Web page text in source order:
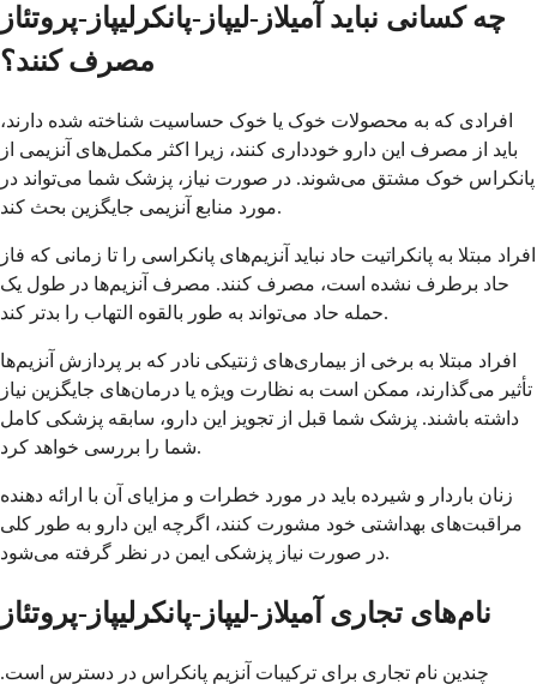
چه کسانی نباید آمیلاز-لیپاز-پانکرلیپاز-پروتئاز
مصرف کنند؟
افرادی که به محصولات خوک یا خوک حساسیت شناخته شده دارند،
باید از مصرف این دارو خودداری کنند، زیرا اکثر مکمل‌های آنزیمی از
پانکراس خوک مشتق می‌شوند. در صورت نیاز، پزشک شما می‌تواند در
مورد منابع آنزیمی جایگزین بحث کند.
افراد مبتلا به پانکراتیت حاد نباید آنزیم‌های پانکراسی را تا زمانی که فاز
حاد برطرف نشده است، مصرف کنند. مصرف آنزیم‌ها در طول یک
حمله حاد می‌تواند به طور بالقوه التهاب را بدتر کند.
افراد مبتلا به برخی از بیماری‌های ژنتیکی نادر که بر پردازش آنزیم‌ها
تأثیر می‌گذارند، ممکن است به نظارت ویژه یا درمان‌های جایگزین نیاز
داشته باشند. پزشک شما قبل از تجویز این دارو، سابقه پزشکی کامل
شما را بررسی خواهد کرد.
زنان باردار و شیرده باید در مورد خطرات و مزایای آن با ارائه دهنده
مراقبت‌های بهداشتی خود مشورت کنند، اگرچه این دارو به طور کلی
در صورت نیاز پزشکی ایمن در نظر گرفته می‌شود.
نام‌های تجاری آمیلاز-لیپاز-پانکرلیپاز-پروتئاز
چندین نام تجاری برای ترکیبات آنزیم پانکراس در دسترس است.